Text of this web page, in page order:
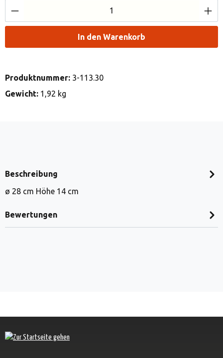
Produkt Anzahl: Gib den gewünschten
In den Warenkorb
Produktnummer: 3-113.30
Gewicht: 1,92 kg
Beschreibung
ø 28 cm Höhe 14 cm
Bewertungen